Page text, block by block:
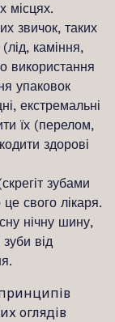
місцях.
звичок, таких
каміння,
використання
упаковок
екстремальні
їх (перелом,
здорові
зубами
свого лікаря.
нічну шину,
від
оглядів